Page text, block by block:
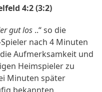
4:2 (3:2)
gut los..“ so die
nach 4 Minuten
Aufmerksamkeit und
Heimspieler zu
Minuten später